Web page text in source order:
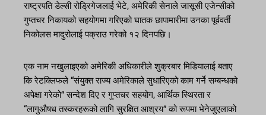
राष्ट्रपति डेल्सी रोड्रिगेजलाई भेटे, अमेरिकी सेनाले जासूसी एजेन्सीको
गुप्तचर निकायको सहयोगमा गरिएको घातक छापामारीमा उनका पूर्ववर्ती
निकोलस मादुरोलाई पक्राउ गरेको १२ दिनपछि।
एक नाम नखुलाइएको अमेरिकी अधिकारीले शुक्रबार मिडियालाई बताए
कि रेटक्लिफले “संयुक्त राज्य अमेरिकाले सुधारिएको काम गर्ने सम्बन्धको
अपेक्षा गरेको” सन्देश दिए र गुप्तचर सहयोग, आर्थिक स्थिरता र
“लागुऔषध तस्करहरूको लागि सुरक्षित आश्रय” को रूपमा भेनेजुएलाको